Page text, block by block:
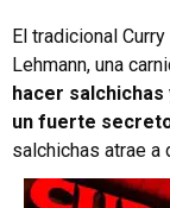
El tradicional
Lehmann, una
hacer
un fuerte
salchichas atrae a